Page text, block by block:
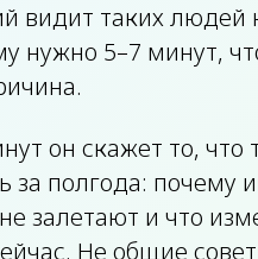
видит таких людей
нужно 5–7 минут,
он скажет то, что
за полгода: почему
залетают и что
Не общие